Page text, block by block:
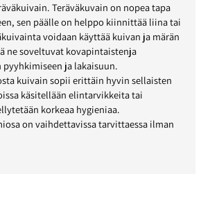
Teräväkuvain on nopea tapa
sen päälle on helppo kiinnittää liina tai
voidaan käyttää kuivan ja märän
ne soveltuvat kovapintaistenja
ja lakaisuun.
kuivain sopii erittäin hyvin sellaisten
käsitellään elintarvikkeita tai
korkeaa hygieniaa.
on vaihdettavissa tarvittaessa ilman